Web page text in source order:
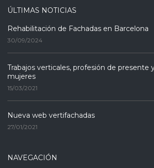
ÚLTIMAS NOTICIAS
Rehabilitación de Fachadas en Barcelona
30/09/2024
Trabajos verticales, profesión de presente
mujeres
15/03/2021
Nueva web vertifachadas
27/01/2021
NAVEGACIÓN